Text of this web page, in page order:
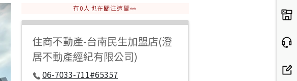
有0 人也在關注這間👀
住商不動產-台南民生加盟店(澄
居不動產經紀有限公司)
06-7033-711#65357